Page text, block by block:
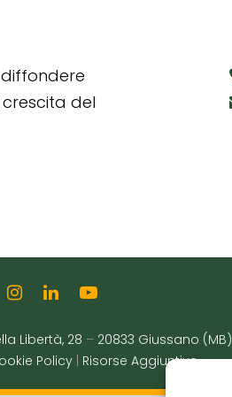
del
Libertà, 28 – 20833 Giussano (MB)
Policy Risorse Aggiuntive